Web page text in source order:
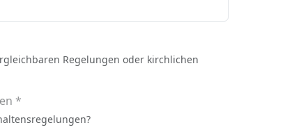
Regelungen oder kirchlichen
*